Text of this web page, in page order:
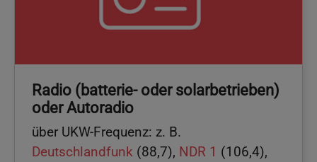
Radio (batterie- oder solarbetrieben)
oder Autoradio
über UKW-Frequenz: z. B.
Deutschlandfunk (88,7), NDR 1 (106,4),